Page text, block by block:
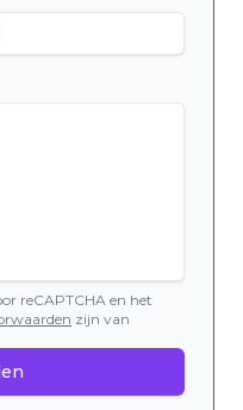
reCAPTCHA en het
zijn van